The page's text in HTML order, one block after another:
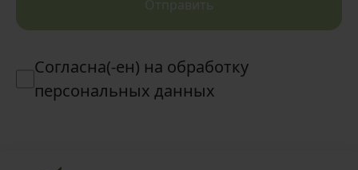
Отправить
Согласна(-ен) на обработку
персональных данных